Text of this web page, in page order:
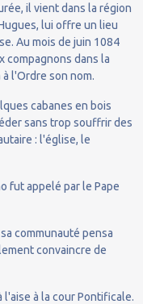
il vient dans la région
lui offre un lieu
Au mois de juin 1084
compagnons dans la
l'Ordre son nom.
cabanes en bois
sans trop souffrir des
: l'église, le
fut appelé par le Pape
communauté pensa
convaincre de
l'aise à la cour Pontificale.